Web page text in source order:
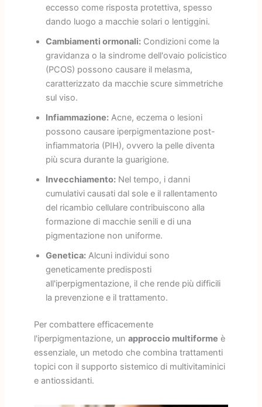
eccesso come risposta protettiva, spesso
dando luogo a macchie solari o lentiggini.
Cambiamenti ormonali:Condizioni come la
gravidanza o la sindrome dell'ovaio policistico
(PCOS) possono causare il melasma,
caratterizzato da macchie scure simmetriche
sul viso.
Infiammazione:Acne, eczema o lesioni
possono causare iperpigmentazione post-
infiammatoria (PIH), ovvero la pelle diventa
più scura durante la guarigione.
Invecchiamento:Nel tempo, i danni
cumulativi causati dal sole e il rallentamento
del ricambio cellulare contribuiscono alla
formazione di macchie senili e di una
pigmentazione non uniforme.
Genetica:Alcuni individui sono
geneticamente predisposti
all'iperpigmentazione, il che rende più difficili
la prevenzione e il trattamento.
Per combattere efficacemente
l'iperpigmentazione, un approccio multiforme è
essenziale, un metodo che combina trattamenti
topici con il supporto sistemico di multivitaminici
e antiossidanti.